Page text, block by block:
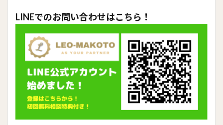
LINEでのお問い合わせはこちら！